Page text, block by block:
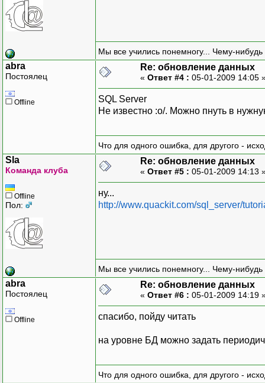
Мы все учились понемногу... Чему-нибудь
abra
Постоялец
Offline
Re: обновление данных
« Ответ #4 : 05-01-2009 14:05
SQL Server
Не известно :о/. Можно пнуть в
Что для одного ошибка, для другого -
Sla
Команда клуба
Offline
Пол:
Re: обновление данных
« Ответ #5 : 05-01-2009 14:13
ну...
http://www.quackit.com/sql_server/
Мы все учились понемногу... Чему-нибудь
abra
Постоялец
Offline
Re: обновление данных
« Ответ #6 : 05-01-2009 14:19
спасибо, пойду читать
на уровне БД можно задать
Что для одного ошибка, для другого -